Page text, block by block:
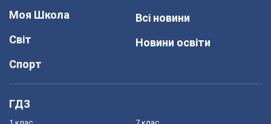
Моя Школа
Світ
Спорт
Всі новини
Новини освіти
ГДЗ